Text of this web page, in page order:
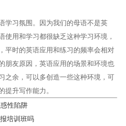
习氛围。因为我们的母语不是英
使用和学习都很缺乏这种学习环境，
平时的英语应用和练习的频率会相对
朋友原因，英语应用的场景和环境也
之余，可以多创造一些这种环境，可
提升写作能力。
性陷阱
培训班吗